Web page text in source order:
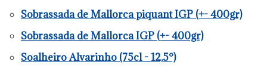
Sobrassada de Mallorca piquant IGP (+- 400gr)
Sobrassada de Mallorca IGP (+- 400gr)
Soalheiro Alvarinho (75cl - 12,5°)